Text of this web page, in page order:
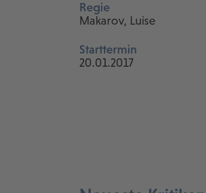
Regie
Makarov, Luise
Starttermin
20.01.2017